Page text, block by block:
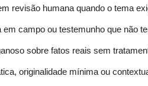
revisão humana quando o tema
campo ou testemunho que não
sobre fatos reais sem
originalidade mínima ou